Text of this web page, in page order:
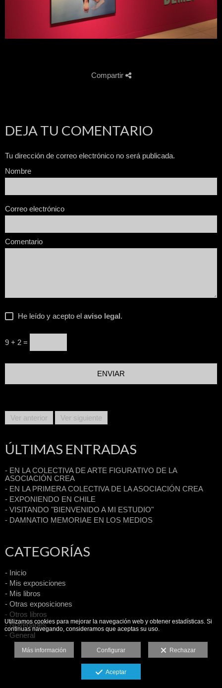
Compartir
DEJA TU COMENTARIO
Tu dirección de correo electrónico no será publicada.
Nombre
Correo electrónico
Comentario
He leído y acepto el aviso legal.
9 + 2 =
Ver anterior Ver siguiente
ÚLTIMAS ENTRADAS
- EN LA COLECTIVA DE ARTE FIGURATIVO DE LA
ASOCIACIÓN CREA
- EN LA PRIMERA COLECTIVA DE LA ASOCIACIÓN CREA
- EXPONIENDO EN CHILE
- VISITANDO "BIENVENIDO A MI ESTUDIO"
- DAMNATIO MEMORIAE EN LOS MEDIOS
CATEGORÍAS
- Inicio
- Mis exposiciones
- Mis libros
- Otras exposiciones
- Otros libros
- Novedades
- General
Utilizamos cookies para mejorar la navegación web y obtener estadísticas. Si
continuas navegando, consideramos que aceptas su uso.
Más información Configurar Rechazar
Aceptar